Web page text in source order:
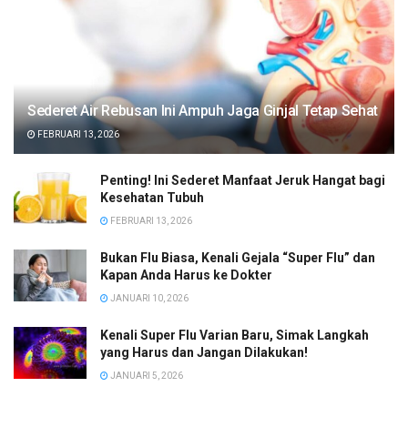
Sederet Air Rebusan Ini Ampuh Jaga Ginjal Tetap Sehat
FEBRUARI 13, 2026
Penting! Ini Sederet Manfaat Jeruk Hangat bagi
Kesehatan Tubuh
FEBRUARI 13, 2026
Bukan Flu Biasa, Kenali Gejala “Super Flu” dan
Kapan Anda Harus ke Dokter
JANUARI 10, 2026
Kenali Super Flu Varian Baru, Simak Langkah
yang Harus dan Jangan Dilakukan!
JANUARI 5, 2026